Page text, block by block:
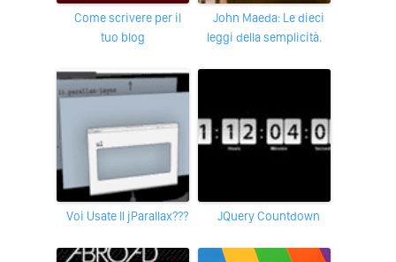
Come scrivere per il
tuo blog
John Maeda: Le dieci
leggi della semplicità.
Voi Usate Il jParallax??? jQuery Countdown